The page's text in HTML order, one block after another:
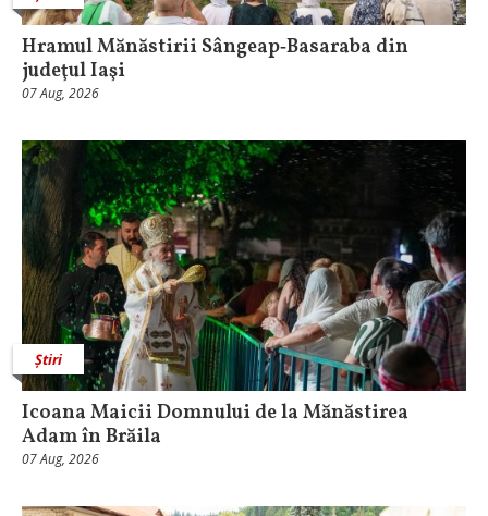
Hramul Mănăstirii Sângeap‑Basaraba din
judeţul Iaşi
07 Aug, 2026
Știri
Icoana Maicii Domnului de la Mănăstirea
Adam în Brăila
07 Aug, 2026